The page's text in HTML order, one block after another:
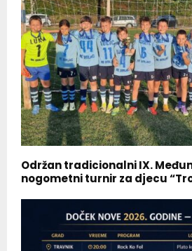
Održan tradicionalni IX.
nogometni turnir za djecu